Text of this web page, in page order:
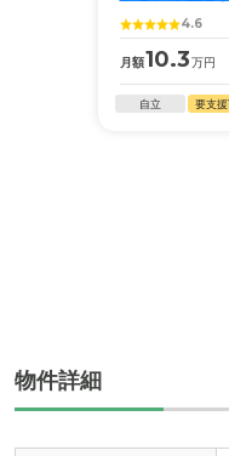
4.6
月額10.3万円
自立 要支援
物件詳細